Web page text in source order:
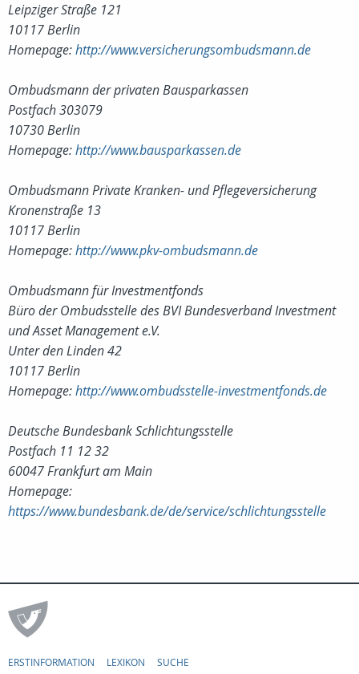
Leipziger Straße 121
10117 Berlin
Homepage:http://www.versicherungsombudsmann.de
Ombudsmann der privaten Bausparkassen
Postfach 303079
10730 Berlin
Homepage:http://www.bausparkassen.de
Ombudsmann Private Kranken- und Pflegeversicherung
Kronenstraße 13
10117 Berlin
Homepage:http://www.pkv-ombudsmann.de
Ombudsmann für Investmentfonds
Büro der Ombudsstelle des BVI Bundesverband Investment
und Asset Management e.V.
Unter den Linden 42
10117 Berlin
Homepage:http://www.ombudsstelle-investmentfonds.de
Deutsche Bundesbank Schlichtungsstelle
Postfach 11 12 32
60047 Frankfurt am Main
Homepage:
https://www.bundesbank.de/de/service/schlichtungsstelle
ERSTINFORMATION LEXIKON
SUCHE